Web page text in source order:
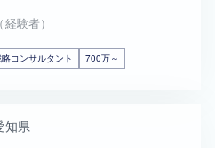
験者）
コンサルタント 700万～
知県